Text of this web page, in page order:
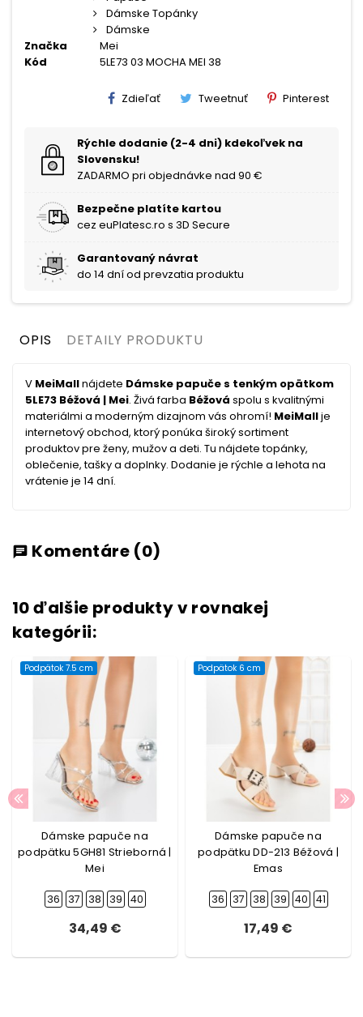
Dámske Topánky
Dámske
Značka
Mei
Kód
5LE73 03 MOCHA MEI 38
Zdieľať Tweetnuť Pinterest
Rýchle dodanie (2-4 dni) kdekoľvek na
Slovensku!
ZADARMO pri objednávke nad 90 €
Bezpečne platíte kartou
cez euPlatesc.ro s 3D Secure
Garantovaný návrat
do 14 dní od prevzatia produktu
OPIS DETAILY PRODUKTU
V MeiMallnájdete Dámske papuče s tenkým opätkom
5LE73 Béžová | Mei. Živá farba Béžová spolu s kvalitnými
materiálmi a moderným dizajnom vás ohromí! MeiMallje
internetový obchod, ktorý ponúka široký sortiment
produktov pre ženy, mužov a deti. Tu nájdete topánky,
oblečenie, tašky a doplnky. Dodanie je rýchle a lehota na
vrátenie je 14 dní.
chat Komentáre (0)
10 ďalšie produkty v rovnakej
kategórii:
Podpätok 7.5 cm
Dámske papuče na
podpätku 5GH81 Strieborná |
Mei
36 37 38 39 40
34,49 €
Podpätok 6 cm
Dámske papuče na
podpätku DD-213 Béžová |
Emas
36 37 38 39 40 41
17,49 €